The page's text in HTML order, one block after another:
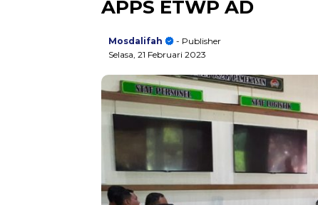
APPS ETWP AD
Mosdalifah
- Publisher
Selasa, 21 Februari 2023